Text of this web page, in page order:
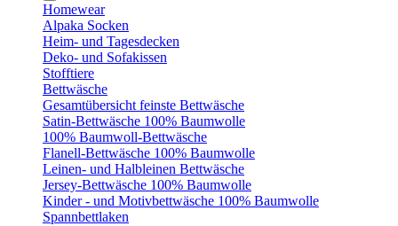
Homewear
Alpaka Socken
Heim- und Tagesdecken
Deko- und Sofakissen
Stofftiere
Bettwäsche
Gesamtübersicht feinste Bettwäsche
Satin-Bettwäsche 100% Baumwolle
100% Baumwoll-Bettwäsche
Flanell-Bettwäsche 100% Baumwolle
Leinen- und Halbleinen Bettwäsche
Jersey-Bettwäsche 100% Baumwolle
Kinder - und Motivbettwäsche 100% Baumwolle
Spannbettlaken